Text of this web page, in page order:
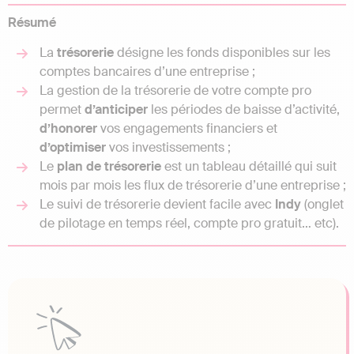
Résumé
La trésoreriedésigne les fonds disponibles sur les
comptes bancaires d’une entreprise ;
La gestion de la trésorerie de votre compte pro
permetd’anticiper les périodes de baisse d’activité,
d’honorervos engagements financiers et
d’optimiservos investissements ;
Le plan de trésorerieest un tableau détaillé qui suit
mois par mois les flux de trésorerie d’une entreprise ;
Le suivi de trésorerie devient facile avec Indy(onglet
de pilotage en temps réel, compte pro gratuit… etc).